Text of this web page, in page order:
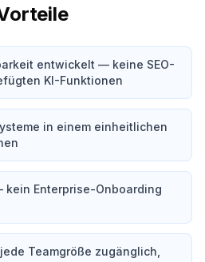
entwickelt — keine SEO-
KI-Funktionen
in einem einheitlichen
kein Enterprise-Onboarding
Teamgröße zugänglich,